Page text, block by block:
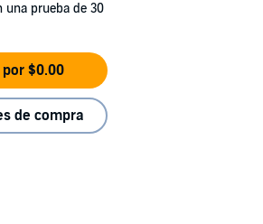
una prueba de 30
$0.00
de compra